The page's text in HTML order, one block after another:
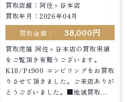
買取店舗：阿佐ヶ谷本店
買取年月：2026年04月
買取金額：
38,000円
買取虎福 阿佐ヶ谷本店の買取実績
をご覧頂き有難うございます。
K18/Pt900 コンビリングをお買取
りさせて頂きました。ご来店ありが
とうございました。■地域買取